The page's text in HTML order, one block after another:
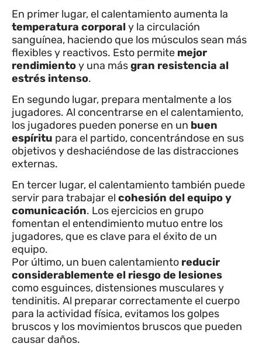
En primer lugar, el calentamiento aumenta la
temperatura corporal y la circulación
sanguínea, haciendo que los músculos sean más
flexibles y reactivos. Esto permite mejor
rendimientoy una másgran resistencia al
estrés intenso.
En segundo lugar, prepara mentalmente a los
jugadores. Al concentrarse en el calentamiento,
los jugadores pueden ponerse en un buen
espíritu para el partido, concentrándose en sus
objetivos y deshaciéndose de las distracciones
externas.
En tercer lugar, el calentamiento también puede
servir para trabajar el cohesión del equipo y
comunicación. Los ejercicios en grupo
fomentan el entendimiento mutuo entre los
jugadores, que es clave para el éxito de un
equipo.
Por último, un buen calentamiento reducir
considerablemente el riesgo de lesiones
como esguinces, distensiones musculares y
tendinitis. Al preparar correctamente el cuerpo
para la actividad física, evitamos los golpes
bruscos y los movimientos bruscos que pueden
causar daños.